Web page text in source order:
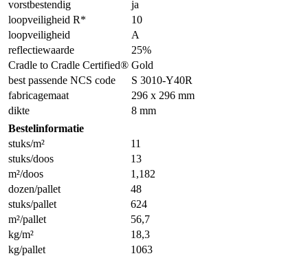
vorstbestendig
ja
loopveiligheid R*
10
loopveiligheid
A
reflectiewaarde
25%
Cradle to Cradle Certified® Gold
best passende NCS code
S 3010-Y40R
fabricagemaat
296 x 296 mm
dikte
8 mm
Bestelinformatie
stuks/m²
11
stuks/doos
13
m²/doos
1,182
dozen/pallet
48
stuks/pallet
624
m²/pallet
56,7
kg/m²
18,3
kg/pallet
1063